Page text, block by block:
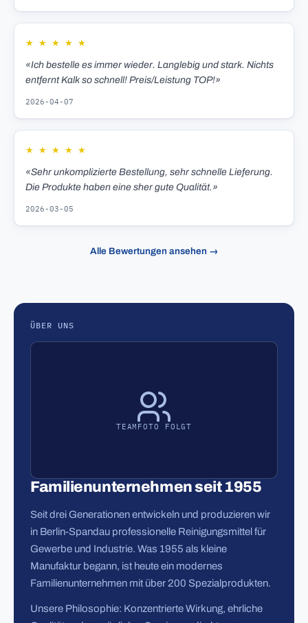
★ ★ ★ ★ ★
«Ich bestelle es immer wieder. Langlebig und stark. Nichts
entfernt Kalk so schnell! Preis/Leistung TOP!»
2026-04-07
★ ★ ★ ★ ★
«Sehr unkomplizierte Bestellung, sehr schnelle Lieferung.
Die Produkte haben eine sher gute Qualität.»
2026-03-05
Alle Bewertungen ansehen →
ÜBER UNS
TEAMFOTO FOLGT
Familienunternehmen seit 1955
Seit drei Generationen entwickeln und produzieren wir
in Berlin-Spandau professionelle Reinigungsmittel für
Gewerbe und Industrie. Was 1955 als kleine
Manufaktur begann, ist heute ein modernes
Familienunternehmen mit über 200 Spezialprodukten.
Unsere Philosophie: Konzentrierte Wirkung, ehrliche